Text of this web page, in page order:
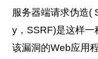
服务器端请求伪造(
y ， SSRF)是这样一
该漏洞的Web应用